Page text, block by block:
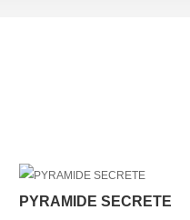
PYRAMIDE SECRETE